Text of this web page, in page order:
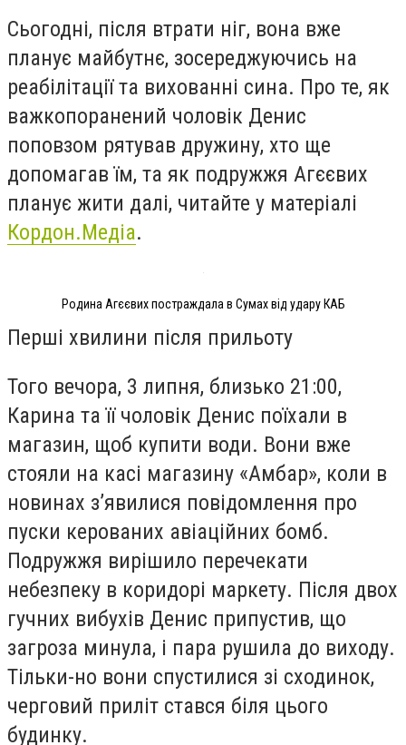
Сьогодні, після втрати ніг, вона вже
планує майбутнє, зосереджуючись на
реабілітації та вихованні сина. Про те, як
важкопоранений чоловік Денис
поповзом рятував дружину, хто ще
допомагав їм, та як подружжя Агєєвих
планує жити далі, читайте у матеріалі
Кордон.Медіа.
Родина Агєєвих постраждала в Сумах від удару КАБ
Перші хвилини після прильоту
Того вечора, 3 липня, близько 21:00,
Карина та її чоловік Денис поїхали в
магазин, щоб купити води. Вони вже
стояли на касі магазину «Амбар», коли в
новинах з’явилися повідомлення про
пуски керованих авіаційних бомб.
Подружжя вирішило перечекати
небезпеку в коридорі маркету. Після двох
гучних вибухів Денис припустив, що
загроза минула, і пара рушила до виходу.
Тільки-но вони спустилися зі сходинок,
черговий приліт стався біля цього
будинку.